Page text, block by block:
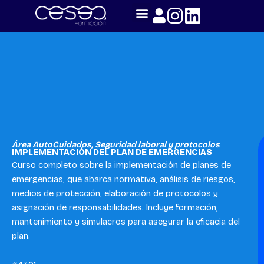
content
Área AutoCuidados, Seguridad laboral y protocolos
IMPLEMENTACIÓN DEL PLAN DE EMERGENCIAS
Curso completo sobre la implementación de planes de
emergencias, que abarca normativa, análisis de riesgos,
medios de protección, elaboración de protocolos y
asignación de responsabilidades. Incluye formación,
mantenimiento y simulacros para asegurar la eficacia del
plan.